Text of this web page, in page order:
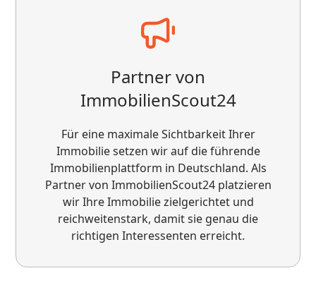
realistische Preiseinschätzung ✔️ zuverlässige
investieren möchten!
Wir arbeiten seit kurzem mit VS zusammen,
der Start war sehr zuverlässig
Partner von
ImmobilienScout24
Für eine maximale Sichtbarkeit Ihrer
Immobilie setzen wir auf die führende
Immobilienplattform in Deutschland. Als
Partner von ImmobilienScout24 platzieren
wir Ihre Immobilie zielgerichtet und
reichweitenstark, damit sie genau die
richtigen Interessenten erreicht.